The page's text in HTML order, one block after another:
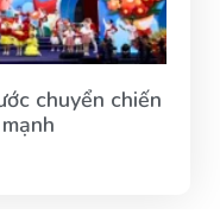
chuyển chiến